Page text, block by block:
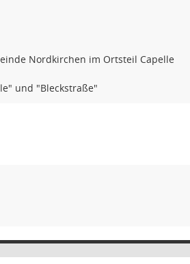
Nordkirchen im Ortsteil Capelle
und "Bleckstraße"